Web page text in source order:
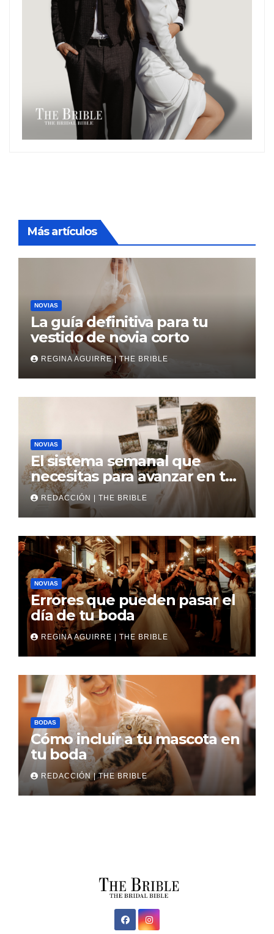
Más artículos
NOVIAS
La guía definitiva para tu
vestido de novia corto
REGINA AGUIRRE | THE BRIBLE
NOVIAS
El sistema semanal que
necesitas para avanzar en tu
boda
REDACCIÓN | THE BRIBLE
NOVIAS
Errores que pueden pasar el
día de tu boda
REGINA AGUIRRE | THE BRIBLE
BODAS
Cómo incluir a tu mascota en
tu boda
REDACCIÓN | THE BRIBLE